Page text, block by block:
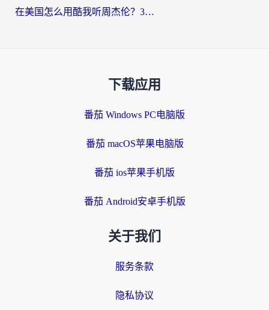
在美国怎么用酷我听周杰伦？3步搞定海外听歌难题
下载应用
番茄 Windows PC电脑版
番茄 macOS苹果电脑版
番茄 ios苹果手机版
番茄 Android安卓手机版
关于我们
服务条款
隐私协议